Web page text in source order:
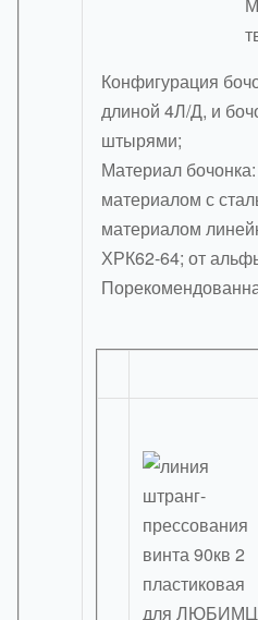
Конфигурация
длиной 4Л/Д, и
штырями;
Материал
материалом с
материалом
ХРК62-64; от